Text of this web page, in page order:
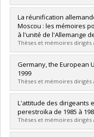
Diplômé(e) :Roy,
Cycle :Maîtrise
Diplôme obtenu :M.A.
Lien vers le document
La réunification
Moscou : les mémoires
à l'unité de l'Allemange
Thèses et mémoires dirigés
Diplômé(e) :Cyr, Frédéric
Cycle :
Diplôme obtenu :M.A.
Lien vers le document
Germany, the European
1999
Thèses et mémoires dirigés
Diplômé(e) :Rabkin,
Cycle :Maîtrise
Diplôme obtenu :M.A.
Lien vers le document
L'attitude des dirigeants
perestroïka de 1985 à
Thèses et mémoires dirigés